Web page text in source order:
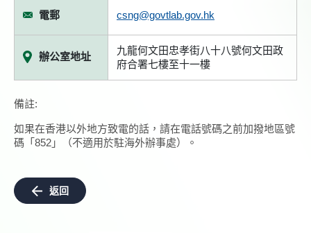
電郵 csng@govtlab.gov.hk
辦公室地址
九龍何文田忠孝街八十八號何文田政
府合署七樓至十一樓
備註:
如果在香港以外地方致電的話，請在電話號碼之前加撥地區號
碼「852」（不適用於駐海外辦事處）。
返回